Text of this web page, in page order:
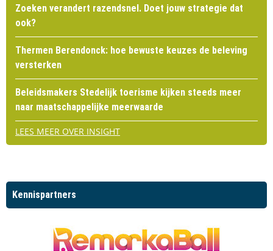
Zoeken verandert razendsnel. Doet jouw strategie dat
ook?
Thermen Berendonck: hoe bewuste keuzes de beleving
versterken
Beleidsmakers Stedelijk toerisme kijken steeds meer
naar maatschappelijke meerwaarde
LEES MEER OVER INSIGHT
Kennispartners